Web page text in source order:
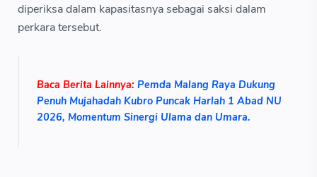
diperiksa dalam kapasitasnya sebagai saksi dalam
perkara tersebut.
Baca Berita Lainnya: Pemda Malang Raya Dukung
Penuh Mujahadah Kubro Puncak Harlah 1 Abad NU
2026, Momentum Sinergi Ulama dan Umara.